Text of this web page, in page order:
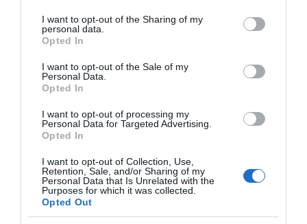
not limited to your visit or usage behaviour. You may click to
grant or deny consent to Google and its third-party tags to
use your data for below specified purposes in below Google
consent section.
I want to opt-out of the Sharing of my
personal data.
Opted In
I want to opt-out of the Sale of my
Personal Data.
Opted In
I want to opt-out of processing my
Personal Data for Targeted Advertising.
Opted In
I want to opt-out of Collection, Use,
Retention, Sale, and/or Sharing of my
Personal Data that Is Unrelated with the
Purposes for which it was collected.
Opted Out
Sicuri al 100% con Internorm